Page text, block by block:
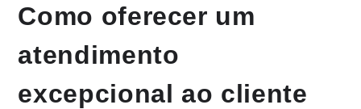
Como oferecer um
atendimento
excepcional ao cliente